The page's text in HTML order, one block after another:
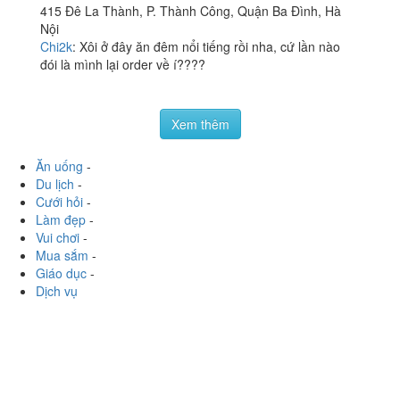
415 Đê La Thành, P. Thành Công, Quận Ba Đình, Hà
Nội
Chi2k: Xôi ở đây ăn đêm nổi tiếng rồi nha, cứ lần nào
đói là mình lại order về í????
Xem thêm
Ăn uống -
Du lịch -
Cưới hỏi -
Làm đẹp -
Vui chơi -
Mua sắm -
Giáo dục -
Dịch vụ